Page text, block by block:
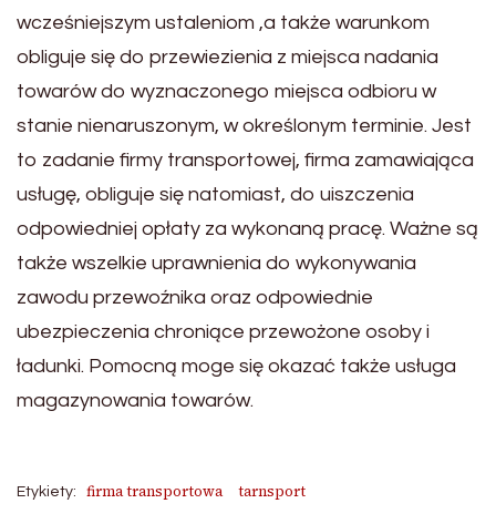
wcześniejszym ustaleniom ,a także warunkom
obliguje się do przewiezienia z miejsca nadania
towarów do wyznaczonego miejsca odbioru w
stanie nienaruszonym, w określonym terminie. Jest
to zadanie firmy transportowej, firma zamawiająca
usługę, obliguje się natomiast, do uiszczenia
odpowiedniej opłaty za wykonaną pracę. Ważne są
także wszelkie uprawnienia do wykonywania
zawodu przewoźnika oraz odpowiednie
ubezpieczenia chroniące przewożone osoby i
ładunki. Pomocną moge się okazać także usługa
magazynowania towarów.
Etykiety: firma transportowa tarnsport